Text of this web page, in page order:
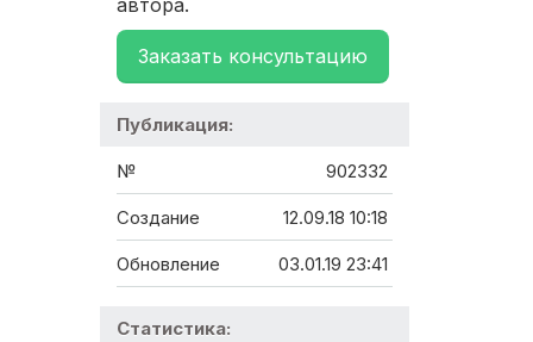
автора.
Заказать консультацию
Публикация:
№ 902332
Создание 12.09.18 10:18
Обновление 03.01.19 23:41
Статистика: